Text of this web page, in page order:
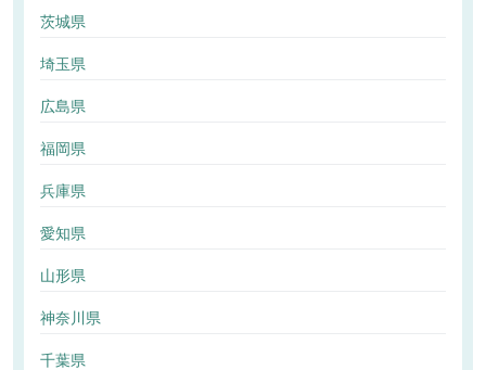
茨城県
埼玉県
広島県
福岡県
兵庫県
愛知県
山形県
神奈川県
千葉県